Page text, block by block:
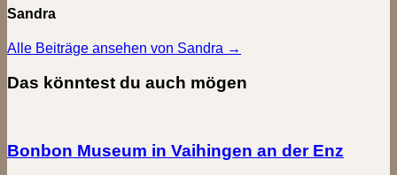
Sandra
Alle Beiträge ansehen von Sandra →
Das könntest du auch mögen
Bonbon Museum in Vaihingen an der Enz